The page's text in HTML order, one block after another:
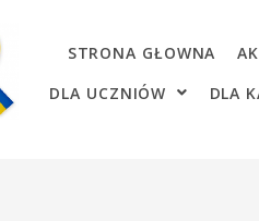
STRONA GŁOWNA
DLA UCZNIÓW
DLA